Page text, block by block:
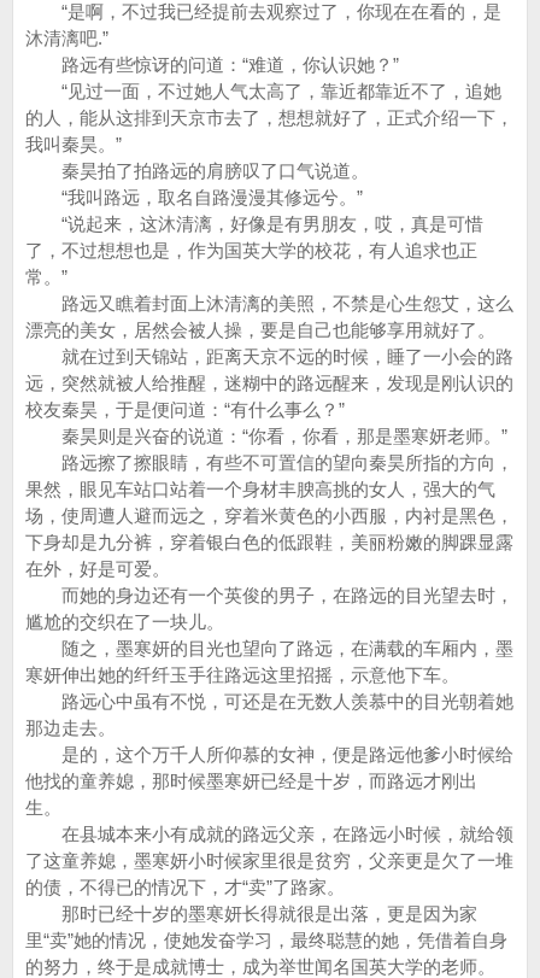
“是啊，不过我已经提前去观察过了，你现在在看的，是
沐清漓吧.”
路远有些惊讶的问道：“难道，你认识她？”
“见过一面，不过她人气太高了，靠近都靠近不了，追她
的人，能从这排到天京市去了，想想就好了，正式介绍一下，
我叫秦昊。”
秦昊拍了拍路远的肩膀叹了口气说道。
“我叫路远，取名自路漫漫其修远兮。”
“说起来，这沐清漓，好像是有男朋友，哎，真是可惜
了，不过想想也是，作为国英大学的校花，有人追求也正
常。”
路远又瞧着封面上沐清漓的美照，不禁是心生怨艾，这么
漂亮的美女，居然会被人操，要是自己也能够享用就好了。
就在过到天锦站，距离天京不远的时候，睡了一小会的路
远，突然就被人给推醒，迷糊中的路远醒来，发现是刚认识的
校友秦昊，于是便问道：“有什么事么？”
秦昊则是兴奋的说道：“你看，你看，那是墨寒妍老师。”
路远擦了擦眼睛，有些不可置信的望向秦昊所指的方向，
果然，眼见车站口站着一个身材丰腴高挑的女人，强大的气
场，使周遭人避而远之，穿着米黄色的小西服，内衬是黑色，
下身却是九分裤，穿着银白色的低跟鞋，美丽粉嫩的脚踝显露
在外，好是可爱。
而她的身边还有一个英俊的男子，在路远的目光望去时，
尴尬的交织在了一块儿。
随之，墨寒妍的目光也望向了路远，在满载的车厢内，墨
寒妍伸出她的纤纤玉手往路远这里招摇，示意他下车。
路远心中虽有不悦，可还是在无数人羡慕中的目光朝着她
那边走去。
是的，这个万千人所仰慕的女神，便是路远他爹小时候给
他找的童养媳，那时候墨寒妍已经是十岁，而路远才刚出
生。
在县城本来小有成就的路远父亲，在路远小时候，就给领
了这童养媳，墨寒妍小时候家里很是贫穷，父亲更是欠了一堆
的债，不得已的情况下，才“卖”了路家。
那时已经十岁的墨寒妍长得就很是出落，更是因为家
里“卖”她的情况，使她发奋学习，最终聪慧的她，凭借着自身
的努力，终于是成就博士，成为举世闻名国英大学的老师。